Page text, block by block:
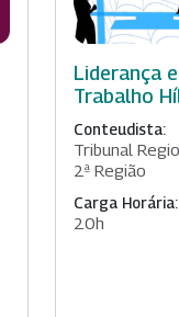
Liderança
Trabalho
Conteudista:
Tribunal
2ª Região
Carga Horária:
20h